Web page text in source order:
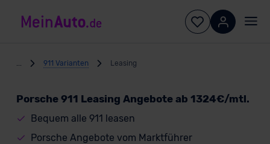
911 Varianten Leasing
Porsche 911 Leasing Angebote ab 1324€/mtl.
Bequem alle 911 leasen
Porsche Angebote vom Marktführer